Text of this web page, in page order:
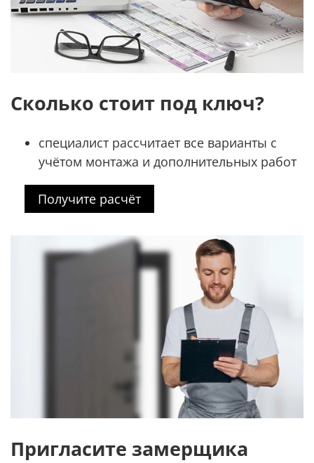
Сколько стоит под ключ?
специалист рассчитает все варианты с
учётом монтажа и дополнительных работ
Получите расчёт
Пригласите замерщика